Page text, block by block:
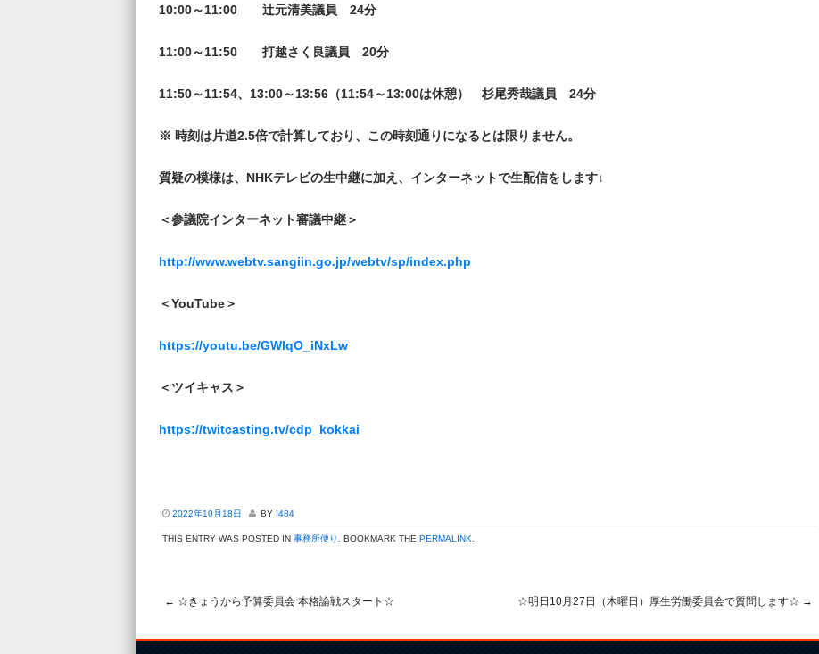
10:00～11:00 辻元清美議員 24分
11:00～11:50 打越さく良議員 20分
11:50～11:54、13:00～13:56（11:54～13:00は休憩） 杉尾秀哉議員 24分
※ 時刻は片道2.5倍で計算しており、この時刻通りになるとは限りません。
質疑の模様は、NHKテレビの生中継に加え、インターネットで生配信をします↓
＜参議院インターネット審議中継＞
http://www.webtv.sangiin.go.jp/webtv/sp/index.php
＜YouTube＞
https://youtu.be/GWlqO_iNxLw
＜ツイキャス＞
https://twitcasting.tv/cdp_kokkai
2022年10月18日 BY I484
THIS ENTRY WAS POSTED IN 事務所便り . BOOKMARK THE PERMALINK
← ☆きょうから予算委員会 本格論戦スタート☆ ☆明日10月27日（木曜日）厚生労働委員会で質問します☆ →